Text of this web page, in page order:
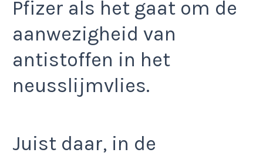
Pfizer als het gaat om de
aanwezigheid van
antistoffen in het
neusslijmvlies.
Juist daar, in de